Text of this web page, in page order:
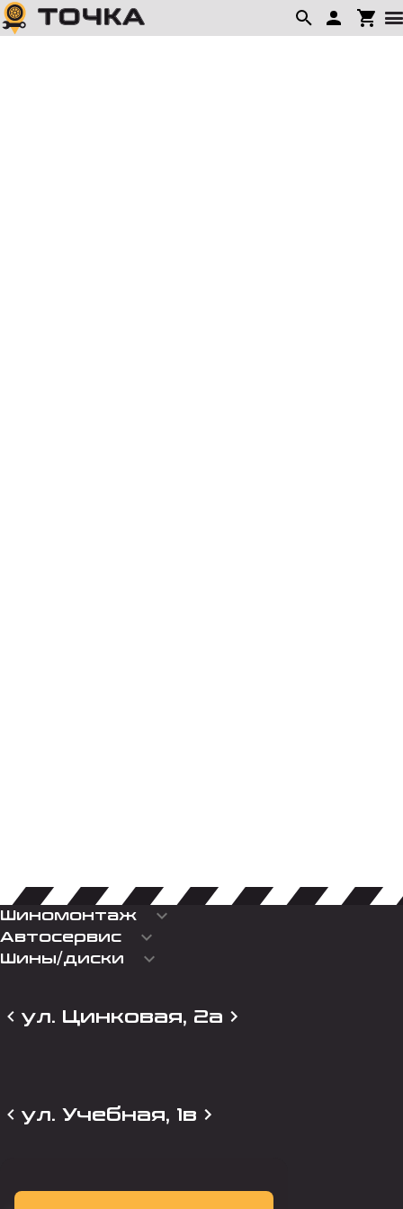
Шиномонтаж keyboard_arrow_down
Автосервис keyboard_arrow_down
Шины/диски keyboard_arrow_down
ул. Цинковая, 2а
ул. Учебная, 1в